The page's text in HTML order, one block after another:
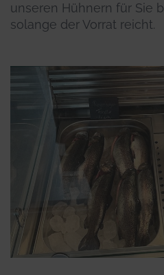
unseren Hühnern für Sie
solange der Vorrat reicht.